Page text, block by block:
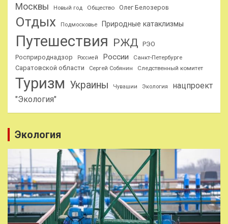
Москвы
Новый год Общество Олег Белозеров
Отдых Подмосковье Природные катаклизмы
Путешествия РЖД РЭО
Росприроднадзор
Россией России Санкт-Петербурге
Саратовской области Сергей Собянин Следственный комитет
Туризм Украины Чувашии Экология
нацпроект
"Экология"
Экология